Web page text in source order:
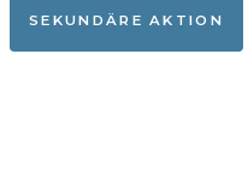
SEKUNDÄRE AKTION